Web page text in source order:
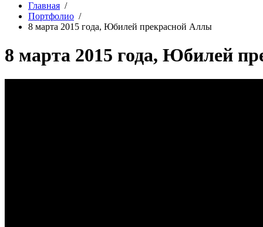
Главная /
Портфолио /
8 марта 2015 года, Юбилей прекрасной Аллы
8 марта 2015 года, Юбилей